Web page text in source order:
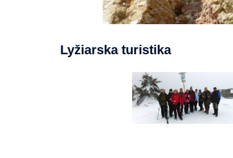
Lyžiarska turistika